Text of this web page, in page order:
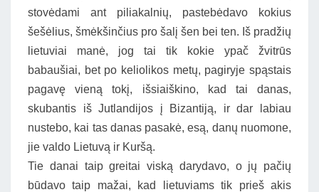
stovėdami ant piliakalnių, pastebėdavo kokius
šešėlius, šmėkšinčius pro šalį šen bei ten. Iš pradžių
lietuviai manė, jog tai tik kokie ypač žvitrūs
babaušiai, bet po keliolikos metų, pagiryje spąstais
pagavę vieną tokį, išsiaiškino, kad tai danas,
skubantis iš Jutlandijos į Bizantiją, ir dar labiau
nustebo, kai tas danas pasakė, esą, danų nuomone,
jie valdo Lietuvą ir Kuršą.
Tie danai taip greitai viską darydavo, o jų pačių
būdavo taip mažai, kad lietuviams tik prieš akis